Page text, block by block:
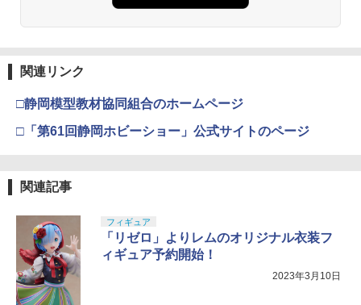
￥3,409
4
動
￥2,666
5
￥3,815
型用接着剤 87003
￥184
8ml ホビー用仕上材 B603
￥710
関連リンク
□静岡模型教材協同組合のホームページ
□「第61回静岡ホビーショー」公式サイトのページ
関連記事
フィギュア
「リゼロ」よりレムのオリジナル衣装フ
ィギュア予約開始！
2023年3月10日